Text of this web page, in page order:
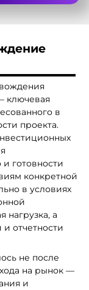
ключевая
в
проекта.
готовности
конкретной
в условиях
нагрузка, а
отчетности
не после
на рынок —
и